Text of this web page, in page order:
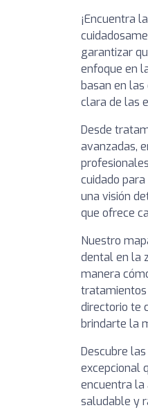
¡Encuentra
garantizar
enfoque en
basan en
clara de las
Desde
avanzadas,
cuidado
una visión
que ofrece
Nuestro
dental en la
manera
tratamientos
directorio te
brindarte la
Descubre
excepcional
encuentra la
saludable y